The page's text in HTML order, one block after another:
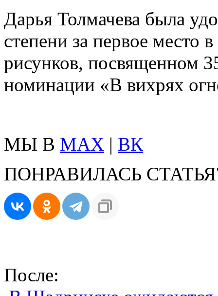
Дарья Толмачева была
степени за первое место
рисунков, посвященном
номинации «В вихрях
МЫ В MAX | ВК
ПОНРАВИЛАСЬ
После: